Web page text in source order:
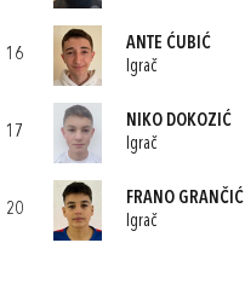
16
ANTE ĆUBIĆ
Igrač
17
NIKO DOKOZIĆ
Igrač
20
FRANO GRANČIĆ
Igrač